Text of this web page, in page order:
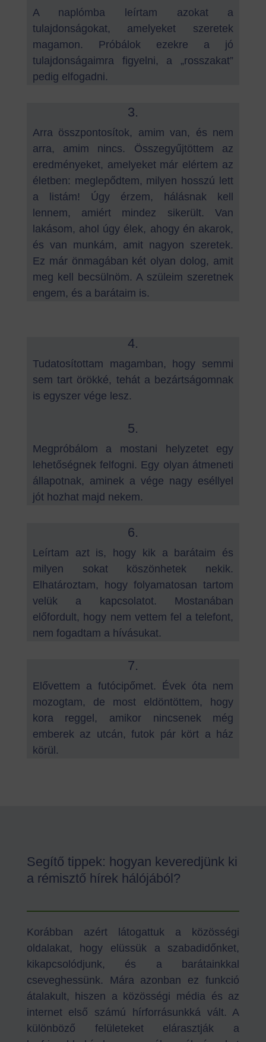
A naplómba leírtam azokat a
tulajdonságokat, amelyeket szeretek
magamon. Próbálok ezekre a jó
tulajdonságaimra figyelni, a „rosszakat”
pedig elfogadni.
3.
Arra összpontosítok, amim van, és nem
arra, amim nincs. Összegyűjtöttem az
eredményeket, amelyeket már elértem az
életben: meglepődtem, milyen hosszú lett
a listám! Úgy érzem, hálásnak kell
lennem, amiért mindez sikerült. Van
lakásom, ahol úgy élek, ahogy én akarok,
és van munkám, amit nagyon szeretek.
Ez már önmagában két olyan dolog, amit
meg kell becsülnöm. A szüleim szeretnek
engem, és a barátaim is.
4.
Tudatosítottam magamban, hogy semmi
sem tart örökké, tehát a bezártságomnak
is egyszer vége lesz.
5.
Megpróbálom a mostani helyzetet egy
lehetőségnek felfogni. Egy olyan átmeneti
állapotnak, aminek a vége nagy eséllyel
jót hozhat majd nekem.
6.
Leírtam azt is, hogy kik a barátaim és
milyen sokat köszönhetek nekik.
Elhatároztam, hogy folyamatosan tartom
velük a kapcsolatot. Mostanában
előfordult, hogy nem vettem fel a telefont,
nem fogadtam a hívásukat.
7.
Elővettem a futócipőmet. Évek óta nem
mozogtam, de most eldöntöttem, hogy
kora reggel, amikor nincsenek még
emberek az utcán, futok pár kört a ház
körül.
Segítő tippek: hogyan keveredjünk ki
a rémisztő hírek hálójából?
Korábban azért látogattuk a közösségi
oldalakat, hogy elüssük a szabadidőnket,
kikapcsolódjunk, és a barátainkkal
cseveghessünk. Mára azonban ez funkció
átalakult, hiszen a közösségi média és az
internet első számú hírforrásunkká vált. A
különböző felületeket elárasztják a